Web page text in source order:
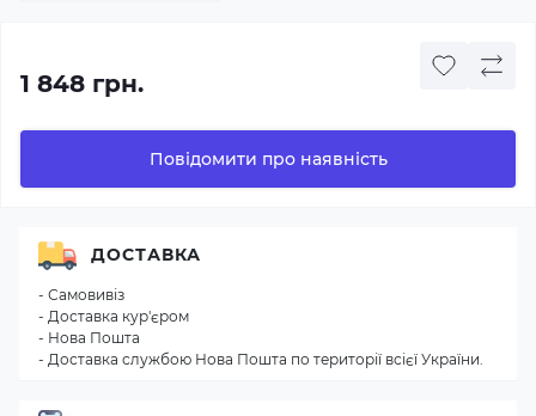
1 848 грн.
Повідомити про наявність
ДОСТАВКА
- Самовивіз
- Доставка кур'єром
- Нова Пошта
- Доставка службою Нова Пошта по території всієї України.